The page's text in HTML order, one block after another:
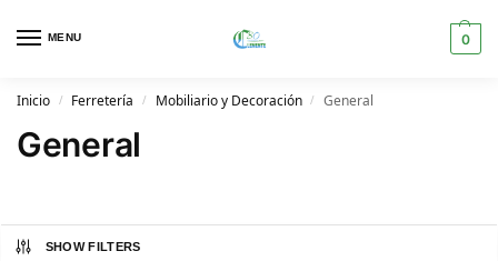
MENU 0
Inicio / Ferretería / Mobiliario y Decoración / General
General
SHOW FILTERS